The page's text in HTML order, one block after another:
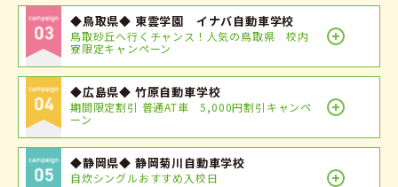
◆鳥取県◆ 東雲学園 イナバ自動車学校
鳥取砂丘へ行くチャンス！人気の鳥取県 校内
寮限定キャンペーン
◆広島県◆ 竹原自動車学校
期間限定割引 普通AT車 5,000円割引キャンペ
ーン
◆静岡県◆ 静岡菊川自動車学校
自炊シングルおすすめ入校日